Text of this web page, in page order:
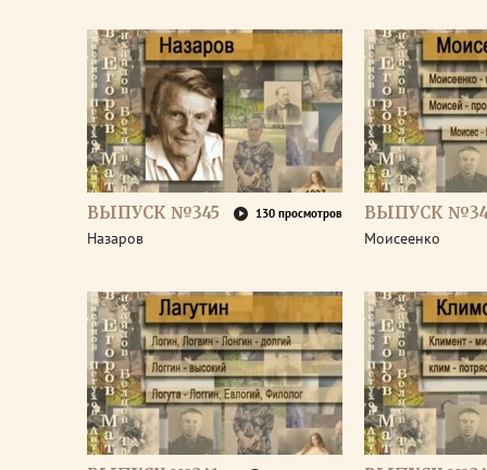
ВЫПУСК №345 130 просмотров
Назаров
ВЫПУСК
Моисеенко